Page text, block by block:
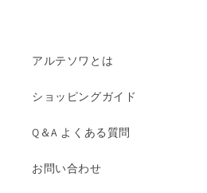
アルテソワとは
ショッピングガイド
Q＆A よくある質問
お問い合わせ